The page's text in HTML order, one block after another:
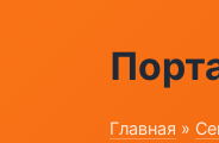
Главная »